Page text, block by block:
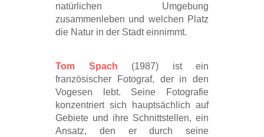
natürlichen Umgebung
zusammenleben und welchen Platz
die Natur in der Stadt einnimmt.
Tom Spach (1987) ist ein
französischer Fotograf, der in den
Vogesen lebt. Seine Fotografie
konzentriert sich hauptsächlich auf
Gebiete und ihre Schnittstellen, ein
Ansatz, den er durch seine